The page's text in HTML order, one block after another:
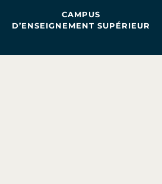
CAMPUS
D’ENSEIGNEMENT SUPÉRIEUR